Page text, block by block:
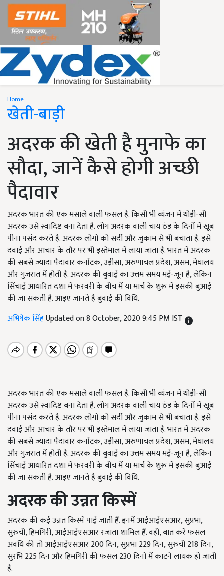
Home
खेती-बाड़ी
अदरक की खेती है मुनाफे का
सौदा, जानें कैसे होगी अच्छी
पैदावार
अदरक भारत की एक मसाले वाली फसल है. किसी भी व्यंजन में थोड़ी-सी
अदरक उसे स्वादिष्ट बना देता है. लोग अदरक वाली चाय ठंड के दिनों में खूब
पीना पसंद करते हैं. अदरक लोगों को सर्दी और जुकाम से भी बचाता है. इसे
दवाई और आचार के तौर पर भी इस्तेमाल में लाया जाता है. भारत में अदरक
की सबसे ज्यादा पैदावार कर्नाटक, उड़ीसा, अरुणाचल प्रदेश, असम, मेघालय
और गुजरात में होती है. अदरक की बुवाई का उत्तम समय मई-जून है, लेकिन
सिंचाई आधारित दशा में फरवरी के बीच में या मार्च के शुरू में इसकी बुआई
की जा सकती है. आइए जानते हैं बुवाई की विधि.
अभिषेक सिंहUpdated on 8 October, 2020 9:45 PM IST
अदरक भारत की एक मसाले वाली फसल है. किसी भी व्यंजन में थोड़ी-सी
अदरक उसे स्वादिष्ट बना देता है. लोग अदरक वाली चाय ठंड के दिनों में खूब
पीना पसंद करते हैं. अदरक लोगों को सर्दी और जुकाम से भी बचाता है. इसे
दवाई और आचार के तौर पर भी इस्तेमाल में लाया जाता है. भारत में अदरक
की सबसे ज्यादा पैदावार कर्नाटक, उड़ीसा, अरुणाचल प्रदेश, असम, मेघालय
और गुजरात में होती है. अदरक की बुवाई का उत्तम समय मई-जून है, लेकिन
सिंचाई आधारित दशा में फरवरी के बीच में या मार्च के शुरू में इसकी बुआई
की जा सकती है. आइए जानते हैं बुवाई की विधि.
अदरक की उन्नत किस्में
अदरक की कई उन्नत किस्में पाई जाती हैं. इनमें आईआईएसआर, सुप्रभा,
सुरुची, हिमगिरी, आईआईएसआर रजाता शामिल हैं. वहीं, बात करें फसल
अवधि की तो आईआईएसआर 200 दिन, सुप्रभा 229 दिन, सुरुची 218 दिन,
सुरभि 225 दिन और हिमगिरी की फसल 230 दिनों में काटने लायक हो जाती
है.